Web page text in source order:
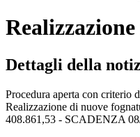
Dettagli della
Procedura aperta con criterio
Realizzazione di nuove
408.861,53 - SCADENZA